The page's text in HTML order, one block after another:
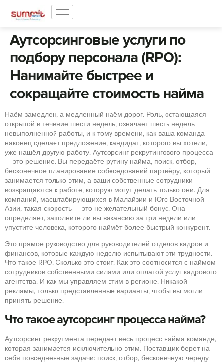
Аутсорсинговые услуги по
подбору персонала (RPO):
Нанимайте быстрее и
сокращайте стоимость найма
Наём замедлен, а медленный наём дорог. Роль, остающаяся
открытой в течение шести недель, означает шесть недель
невыполненной работы, и к тому времени, как ваша команда
наконец сделает предложение, кандидат, которого вы хотели,
уже нашёл другую работу. Аутсорсинг рекрутингового процесса
— это решение. Вы передаёте рутину найма, поиск, отбор,
бесконечное планирование собеседований партнёру, который
занимается только этим, а ваши собственные сотрудники
возвращаются к работе, которую могут делать только они. Для
компаний, масштабирующихся в Малайзии и Юго-Восточной
Азии, такая скорость — это не желательный бонус. Она
определяет, заполните ли вы вакансию за три недели или
упустите человека, которого наймёт более быстрый конкурент.
Это прямое руководство для руководителей отделов кадров и
финансов, которые каждую неделю испытывают эти трудности.
Что такое RPO. Сколько это стоит. Как это соотносится с наймом
сотрудников собственными силами или оплатой услуг кадрового
агентства. И как мы управляем этим в регионе. Никакой
рекламы, только представленные варианты, чтобы вы могли
принять решение.
Что такое аутсорсинг процесса найма?
Аутсорсинг рекрутмента передает весь процесс найма команде,
которая занимается исключительно этим. Поставщик берет на
себя повседневные задачи: поиск, отбор, бесконечную череду